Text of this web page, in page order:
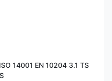
14001 EN 10204 3.1 TS